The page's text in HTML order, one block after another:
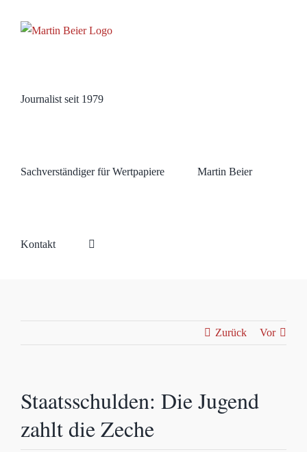
Inhalt
Journalist seit 1979
Sachverständiger für Wertpapiere Martin Beier
Kontakt
Zurück Vor
Staatsschulden: Die Jugend
zahlt die Zeche